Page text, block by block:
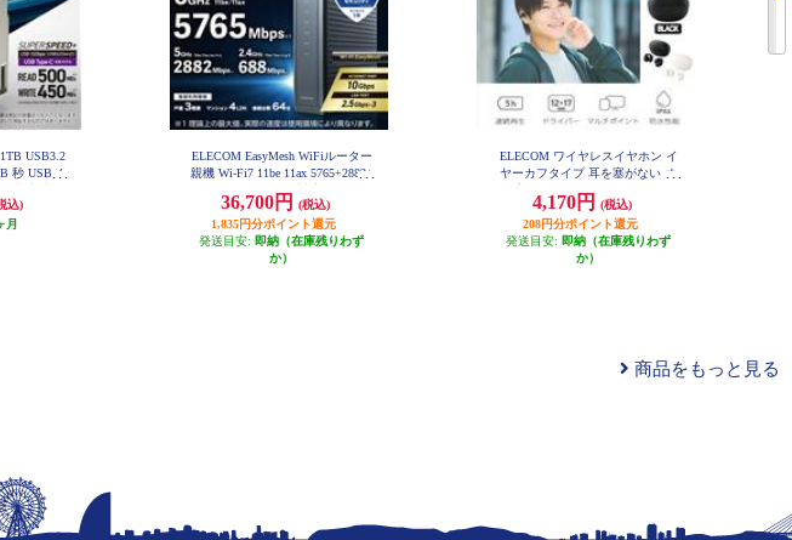
USB3.2
秒 USBメ
ー ESD-E
込)
月
ELECOM EasyMesh WiFiルーター
親機 Wi-Fi7 11be 11ax 5765+2882+
bps AIセキュリティ搭載 ブラック
WRC-BE94XSD-B
36,700円
(税込)
1,835円分ポイント還元
発送目安: 即納（在庫残りわず
か）
ELECOM ワイヤレスイヤホン イ
ヤーカフタイプ 耳を塞がない オ
ポイント 軽量 ブラック LBT-OWS
03BK
4,170円
(税込)
208円分ポイント還元
発送目安: 即納（在庫残りわず
か）
商品をもっと見る